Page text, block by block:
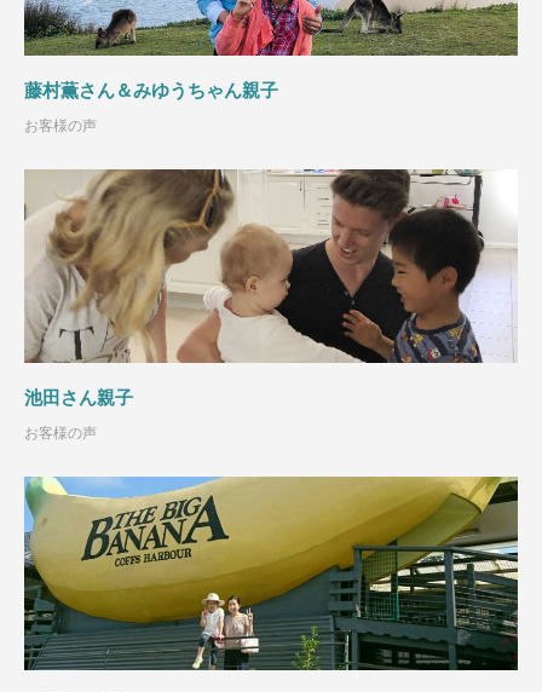
藤村薫さん＆みゆうちゃん親子
お客様の声
池田さん親子
お客様の声